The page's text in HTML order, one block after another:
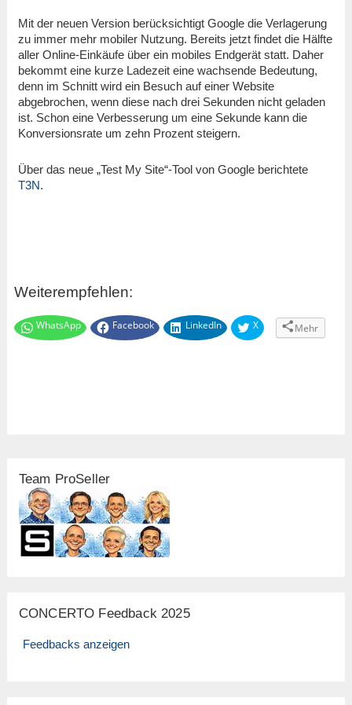
Mit der neuen Version berücksichtigt Google die Verlagerung
zu immer mehr mobiler Nutzung. Bereits jetzt findet die Hälfte
aller Online-Einkäufe über ein mobiles Endgerät statt. Daher
bekommt eine kurze Ladezeit eine wachsende Bedeutung,
denn im Schnitt wird ein Besuch auf einer Website
abgebrochen, wenn diese nach drei Sekunden nicht geladen
ist. Schon eine Verbesserung um eine Sekunde kann die
Konversionsrate um zehn Prozent steigern.
Über das neue „Test My Site“-Tool von Google berichtete
T3N.
Weiterempfehlen:
WhatsApp Facebook LinkedIn X Mehr
Team ProSeller
CONCERTO Feedback 2025
Feedbacks anzeigen